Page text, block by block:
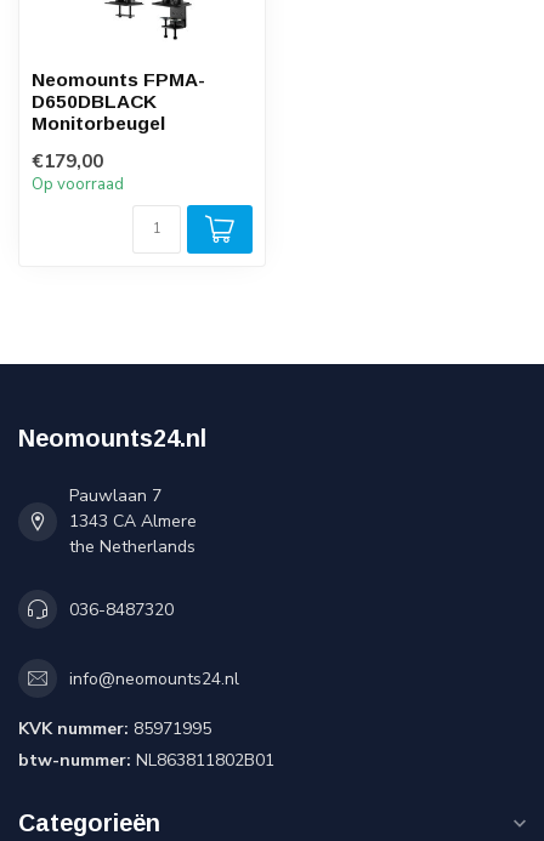
Neomounts FPMA-
D650DBLACK
Monitorbeugel
€179,00
Op voorraad
Neomounts24.nl
Pauwlaan 7
1343 CA Almere
the Netherlands
036-8487320
info@neomounts24.nl
KVK nummer: 85971995
btw-nummer: NL863811802B01
Categorieën